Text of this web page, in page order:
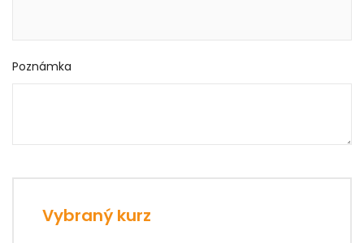
Poznámka
Vybraný kurz